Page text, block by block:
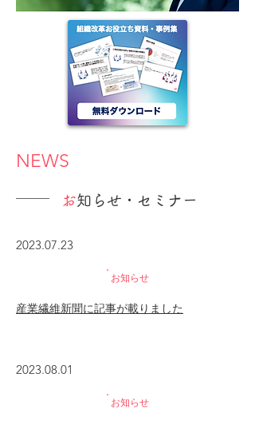
NEWS
​お知らせ・セミナー
2023.07.23
お知らせ
産業繊維​新聞に記事が載りました
2023.08.01
お知らせ